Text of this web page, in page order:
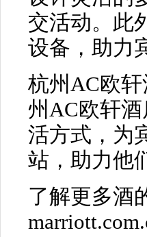
交活动。此
设备，助力
杭州AC欧
州AC欧轩
活方式，为
站，助力他
了解更多酒